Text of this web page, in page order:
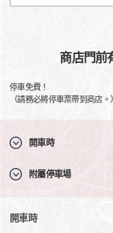
商店門前
停車免費！
（請務必將停車票帶到商店。）
開車時
附屬停車場
開車時